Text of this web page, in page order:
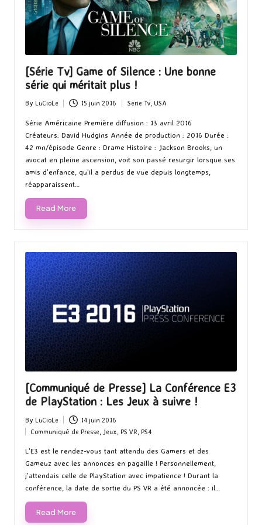
[Série Tv] Game of Silence : Une bonne
série qui méritait plus !
Posted
by
By LuCioLe 15 juin 2016
in
Serie Tv, USA
Série Américaine Première diffusion : 13 avril 2016
Créateurs: David Hudgins Année de production : 2016 Durée :
42 mn/épisode Genre : Drame Histoire : Jackson Brooks, un
avocat en pleine ascension, voit son passé resurgir lorsque ses
amis d'enfance, qu'il a perdus de vue depuis longtemps,
réapparaissent…
Read More
[Communiqué de Presse] La Conférence E3
de PlayStation : Les Jeux à suivre !
Posted
by
By LuCioLe 14 juin 2016
Posted
in
Communiqué de Presse Jeux PS VR PS4
L'E3 est le rendez-vous tant attendu des Gamers et des
Gameuz avec les annonces en pagaille ! Personnellement,
j'attendais celle de PlayStation avec impatience ! Durant la
conférence, la date de sortie du PS VR a été annoncée : il…
Read More